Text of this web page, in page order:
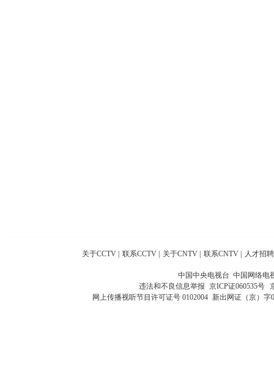
关于CCTV 联系CCTV 关于CNTV 联系CNTV 人才招聘
中国中央电视台 中国网络电
违法和不良信息举报 京ICP证060535号
网上传播视听节目许可证号 0102004 新出网证（京）